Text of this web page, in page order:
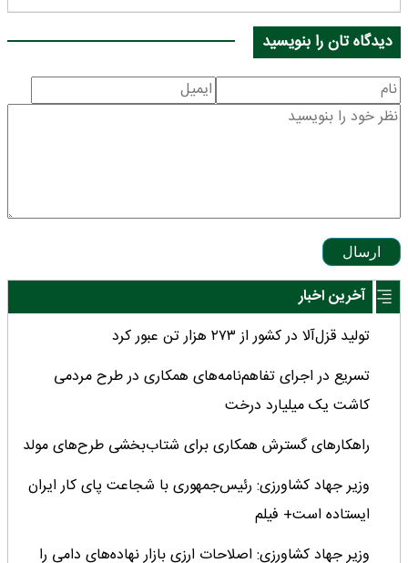
دیدگاه تان را بنویسید
ارسال
آخرین اخبار
تولید قزل‌آلا در کشور از ۲۷۳ هزار تن عبور کرد
تسریع در اجرای تفاهم‌نامه‌های همکاری در طرح مردمی
کاشت یک میلیارد درخت
راهکارهای گسترش همکاری برای شتاب‌بخشی طرح‌های مولد
وزیر جهاد کشاورزی: رئیس‌جمهوری با شجاعت پای کار ایران
ایستاده است+ فیلم
وزیر جهاد کشاورزی: اصلاحات ارزی بازار نهاده‌های دامی را